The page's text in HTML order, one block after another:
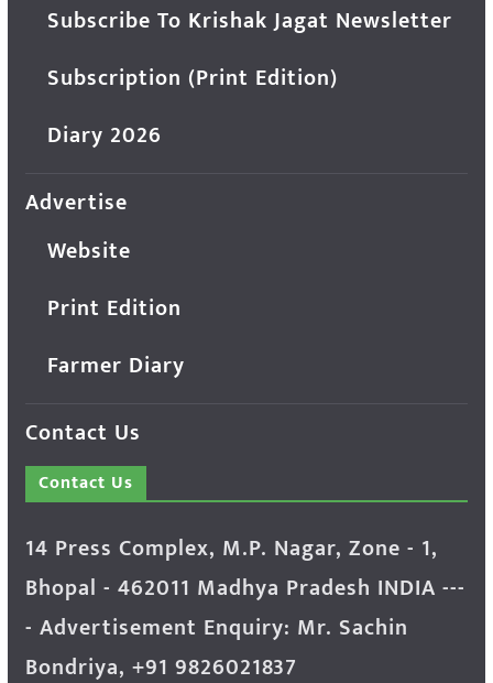
Subscribe To Krishak Jagat Newsletter
Subscription (Print Edition)
Diary 2026
Advertise
Website
Print Edition
Farmer Diary
Contact Us
Contact Us
14 Press Complex, M.P. Nagar, Zone - 1,
Bhopal - 462011 Madhya Pradesh INDIA ---
- Advertisement Enquiry: Mr. Sachin
Bondriya, +91 9826021837